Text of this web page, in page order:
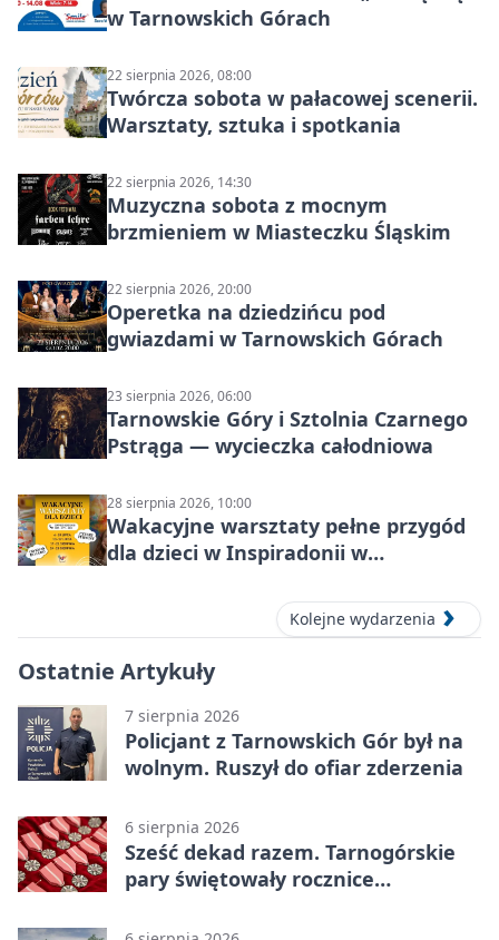
w Tarnowskich Górach
22 sierpnia 2026, 08:00
Twórcza sobota w pałacowej scenerii.
Warsztaty, sztuka i spotkania
22 sierpnia 2026, 14:30
Muzyczna sobota z mocnym
brzmieniem w Miasteczku Śląskim
22 sierpnia 2026, 20:00
Operetka na dziedzińcu pod
gwiazdami w Tarnowskich Górach
23 sierpnia 2026, 06:00
Tarnowskie Góry i Sztolnia Czarnego
Pstrąga — wycieczka całodniowa
28 sierpnia 2026, 10:00
Wakacyjne warsztaty pełne przygód
dla dzieci w Inspiradonii w
Kolejne wydarzenia
Ostatnie Artykuły
7 sierpnia 2026
Policjant z Tarnowskich Gór był na
wolnym. Ruszył do ofiar zderzenia
6 sierpnia 2026
Sześć dekad razem. Tarnogórskie
pary świętowały rocznice